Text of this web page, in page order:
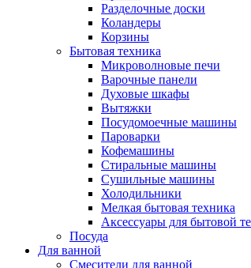
Разделочные доски
Коландеры
Корзины
Бытовая техника
Микроволновые печи
Варочные панели
Духовые шкафы
Вытяжки
Посудомоечные машины
Пароварки
Кофемашины
Стиральные машины
Сушильные машины
Холодильники
Мелкая бытовая техника
Аксессуары для бытовой
Посуда
Для ванной
Смесители для ванной